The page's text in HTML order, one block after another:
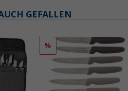
GEFALLEN
%